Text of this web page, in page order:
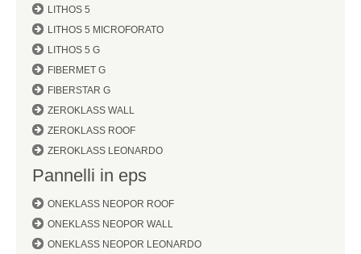
LITHOS 5
LITHOS 5 MICROFORATO
LITHOS 5 G
FIBERMET G
FIBERSTAR G
ZEROKLASS WALL
ZEROKLASS ROOF
ZEROKLASS LEONARDO
Pannelli in eps
ONEKLASS NEOPOR ROOF
ONEKLASS NEOPOR WALL
ONEKLASS NEOPOR LEONARDO